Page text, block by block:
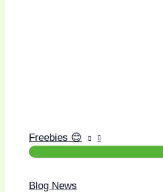
Freebies 😊
Blog News